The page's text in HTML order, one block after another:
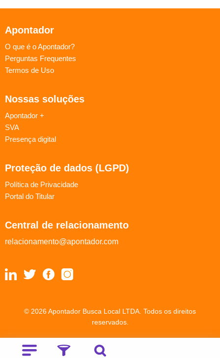
Apontador
O que é o Apontador?
Perguntas Frequentes
Termos de Uso
Nossas soluções
Apontador +
SVA
Presença digital
Proteção de dados (LGPD)
Política de Privacidade
Portal do Titular
Central de relacionamento
relacionamento@apontador.com
© 2026 Apontador Busca Local LTDA. Todos os direitos
reservados.